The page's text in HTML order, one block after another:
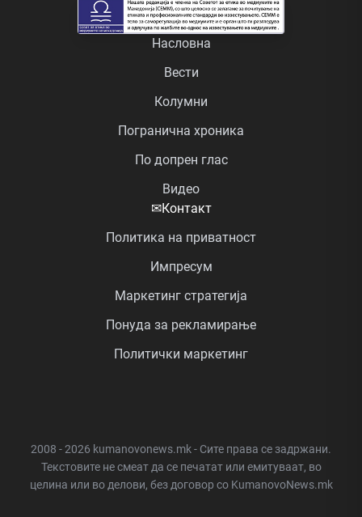
Насловна
Вести
Колумни
Погранична хроника
По допрен глас
Видео
✉Контакт
Политика на приватност
Импресум
Маркетинг стратегија
Понуда за рекламирање
Политички маркетинг
2008 - 2026 kumanovonews.mk - Сите права се задржани.
Текстовите не смеат да се печатат или емитуваат, во
целина или во делови, без договор со KumanovoNews.mk